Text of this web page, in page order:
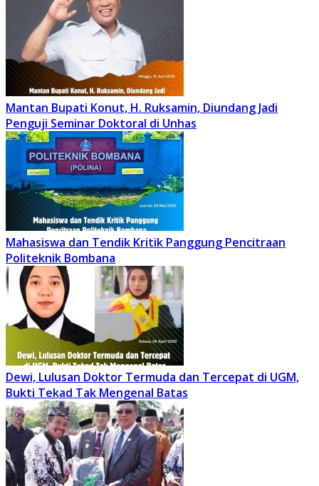
Mantan Bupati Konut, H. Ruksamin, Diundang Jadi
Penguji Seminar Doktoral di Unhas
Mahasiswa dan Tendik Kritik Panggung Pencitraan
Politeknik Bombana
Dewi, Lulusan Doktor Termuda dan Tercepat di UGM,
Bukti Tekad Tak Mengenal Batas